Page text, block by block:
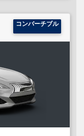
コンバーチブル